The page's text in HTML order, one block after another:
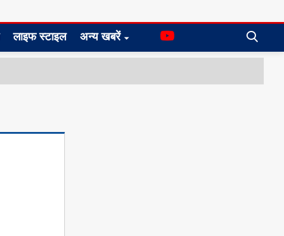
लाइफ स्टाइल अन्य खबरें